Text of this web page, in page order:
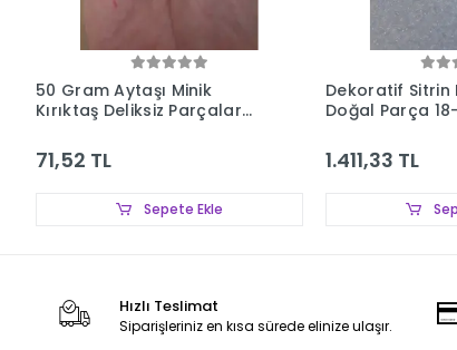
50 Gram Aytaşı Minik
Kırıktaş Deliksiz Parçalar
71,52 TL
Sepete Ekle
Dekoratif Sitrin
Doğal Parça
1.411,33 TL
Hızlı Teslimat
Siparişleriniz en kısa sürede elinize ulaşır.